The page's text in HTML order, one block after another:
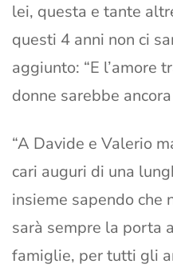
lei, questa e tante
questi 4 anni non ci
aggiunto: “E l’amore
donne sarebbe
“A Davide e Valerio
cari auguri di una
insieme sapendo che
sarà sempre la porta
famiglie, per tutti gli